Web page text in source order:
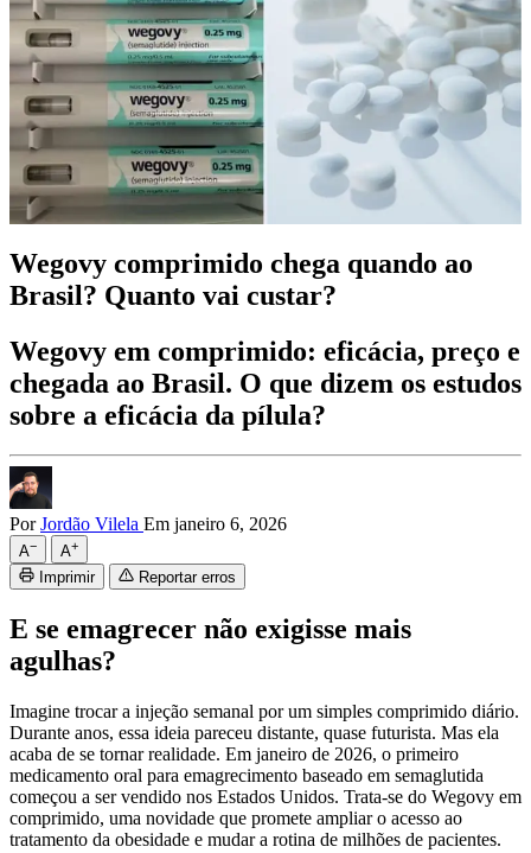
Wegovy comprimido chega quando ao
Brasil? Quanto vai custar?
Wegovy em comprimido: eficácia, preço e
chegada ao Brasil. O que dizem os estudos
sobre a eficácia da pílula?
PorJordão Vilela Em janeiro 6, 2026
A− A+
Imprimir Reportar erros
E se emagrecer não exigisse mais
agulhas?
Imagine trocar a injeção semanal por um simples comprimido diário.
Durante anos, essa ideia pareceu distante, quase futurista. Mas ela
acaba de se tornar realidade. Em janeiro de 2026, o primeiro
medicamento oral para emagrecimento baseado em semaglutida
começou a ser vendido nos Estados Unidos. Trata-se do Wegovy em
comprimido, uma novidade que promete ampliar o acesso ao
tratamento da obesidade e mudar a rotina de milhões de pacientes.